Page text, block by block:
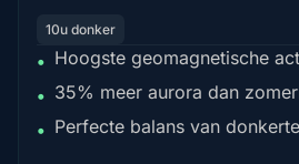
10u donker
• Hoogste geomagnetische
• 35% meer aurora dan
• Perfecte balans van